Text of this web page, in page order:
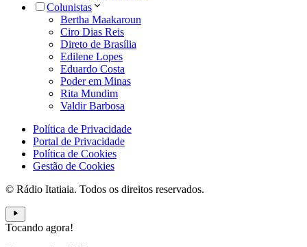
Colunistas
Bertha Maakaroun
Ciro Dias Reis
Direto de Brasília
Edilene Lopes
Eduardo Costa
Poder em Minas
Rita Mundim
Valdir Barbosa
Política de Privacidade
Portal de Privacidade
Política de Cookies
Gestão de Cookies
© Rádio Itatiaia. Todos os direitos reservados.
Tocando agora!